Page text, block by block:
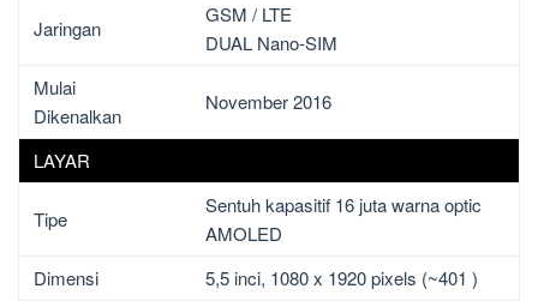
Jaringan
GSM / LTE
DUAL Nano-SIM
Mulai
Dikenalkan
November 2016
LAYAR
Tipe
Sentuh kapasitif 16 juta warna optic
AMOLED
Dimensi
5,5 inci, 1080 x 1920 pixels (~401 )